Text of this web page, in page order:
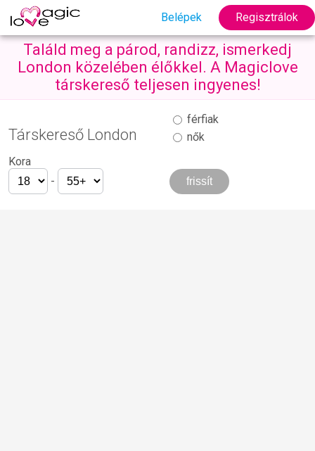
Belépek Regisztrálok
Találd meg a párod, randizz, ismerkedj
London közelében élőkkel. A Magiclove
társkereső teljesen ingyenes!
Társkereső London
férfiak
nők
Kora
-